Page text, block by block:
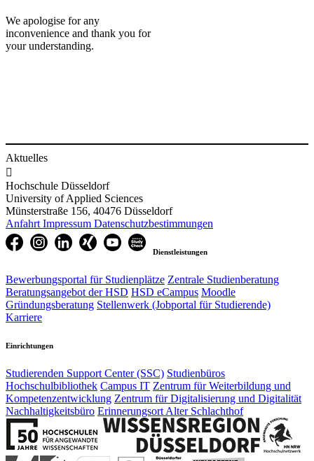
We apologise for any
inconvenience and thank you for
your understanding.
Aktuelles

Hochschule Düsseldorf
University of Applied Sciences
Münsterstraße 156, 40476 Düsseldorf
Anfahrt Impressum Datenschutzbestimmungen
Dienstleistungen
Bewerbungsportal für Studienplätze Zentrale Studienberatung
Beratungsangebot der HSD HSD eCampus Moodle
Gründungsberatung Stellenwerk (Jobportal für Studierende)
Karriere
Einrichtungen
Studierenden Support Center (SSC) Studienbüros
Hochschulbibliothek Campus IT Zentrum für Weiterbildung und
Kompetenzentwicklung Zentrum für Digitalisierung und Digitalität
Nachhaltigkeitsbüro Erinnerungsort Alter Schlachthof